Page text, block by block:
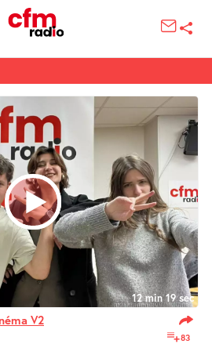
12 min 19 sec
V2
83